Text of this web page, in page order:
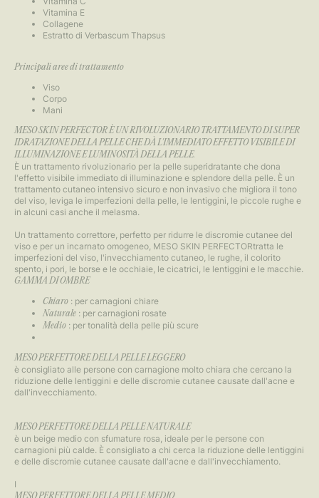
Vitamina E
Collagene
Estratto di Verbascum Thapsus
Principali aree di trattamento
Viso
Corpo
Mani
MESO SKIN PERFECTOR È UN RIVOLUZIONARIO TRATTAMENTO DI SUPER
IDRATAZIONE DELLA PELLE CHE DÀ L'IMMEDIATO EFFETTO VISIBILE DI
ILLUMINAZIONE E LUMINOSITÀ DELLA PELLE.
È un trattamento rivoluzionario per la pelle superidratante che dona
l'effetto visibile immediato di illuminazione e splendore della pelle. È un
trattamento cutaneo intensivo sicuro e non invasivo che migliora il tono
del viso, leviga le imperfezioni della pelle, le lentiggini, le piccole rughe e
in alcuni casi anche il melasma.
Un trattamento correttore, perfetto per ridurre le discromie cutanee del
viso e per un incarnato omogeneo, MESO SKIN PERFECTORtratta le
imperfezioni del viso, l'invecchiamento cutaneo, le rughe, il colorito
spento, i pori, le borse e le occhiaie, le cicatrici, le lentiggini e le macchie.
GAMMA DI OMBRE
Chiaro : per carnagioni chiare
Naturale : per carnagioni rosate
Medio : per tonalità della pelle più scure
MESO PERFETTORE DELLA PELLE LEGGERO
è consigliato alle persone con carnagione molto chiara che cercano la
riduzione delle lentiggini e delle discromie cutanee causate dall'acne e
dall'invecchiamento.
MESO PERFETTORE DELLA PELLE NATURALE
è un beige medio con sfumature rosa, ideale per le persone con
carnagioni più calde. È consigliato a chi cerca la riduzione delle lentiggini
e delle discromie cutanee causate dall'acne e dall'invecchiamento.
I